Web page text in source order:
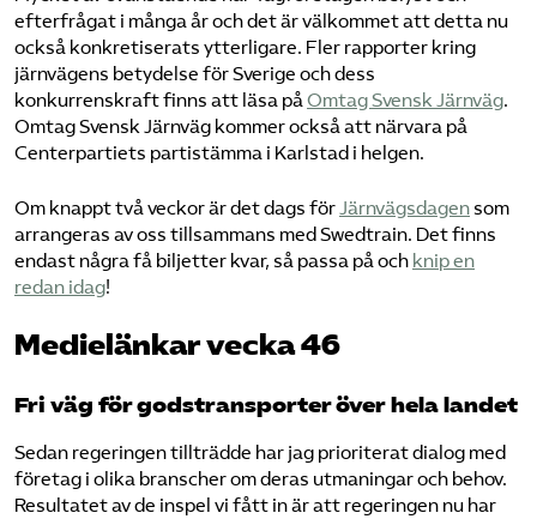
efterfrågat i många år och det är välkommet att detta nu
också konkretiserats ytterligare. Fler rapporter kring
järnvägens betydelse för Sverige och dess
konkurrenskraft finns att läsa på ​Omtag Svensk Järnväg​.
Omtag Svensk Järnväg kommer också att närvara på
Centerpartiets partistämma i Karlstad i helgen.
Om knappt två veckor är det dags för ​Järnvägsdagen ​ som
arrangeras av oss tillsammans med Swedtrain. Det finns
endast några få biljetter kvar, så passa på och ​ knip en
redan idag​!
Medielänkar vecka 46
Fri väg för godstransporter över hela landet
Sedan regeringen tillträdde har jag prioriterat dialog med
företag i olika branscher om deras utmaningar och behov.
Resultatet av de inspel vi fått in är att regeringen nu har